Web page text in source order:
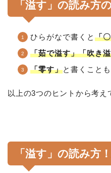
「溢す」の読み方
ひらがなで書くと 「
「茹で溢す」「吹き
「零す」と書くことも
以上の3つのヒントから考え
「溢す」の読み方